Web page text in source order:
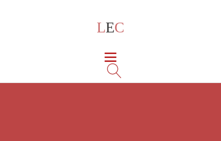
LEC